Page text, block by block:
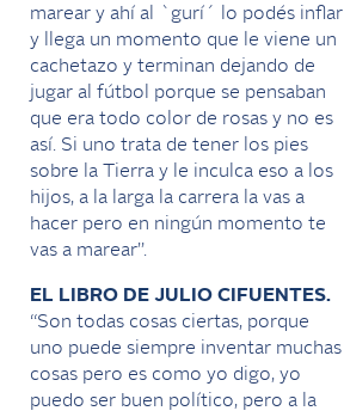
marear y ahí al `gurí´ lo podés inflar
y llega un momento que le viene un
cachetazo y terminan dejando de
jugar al fútbol porque se pensaban
que era todo color de rosas y no es
así. Si uno trata de tener los pies
sobre la Tierra y le inculca eso a los
hijos, a la larga la carrera la vas a
hacer pero en ningún momento te
vas a marear”.
EL LIBRO DE JULIO CIFUENTES.
“Son todas cosas ciertas, porque
uno puede siempre inventar muchas
cosas pero es como yo digo, yo
puedo ser buen político, pero a la